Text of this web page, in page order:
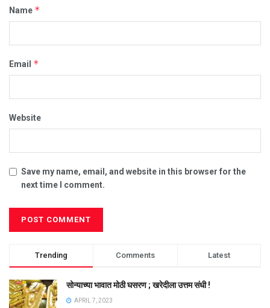
Name *
Email *
Website
Save my name, email, and website in this browser for the
next time I comment.
Trending Comments Latest
सोन्याच्या भावात मोठी घसरण ; खरेदीला उत्तम संधी !
APRIL 7, 2023